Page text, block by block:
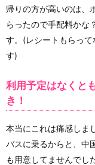
帰りの方が高いのは、
らったので手配料かな
す。(レシートもらっ
す)
利用予定はなくと
き！
本当にこれは痛感しま
バスに乗るからと、中
も用意してませんでし